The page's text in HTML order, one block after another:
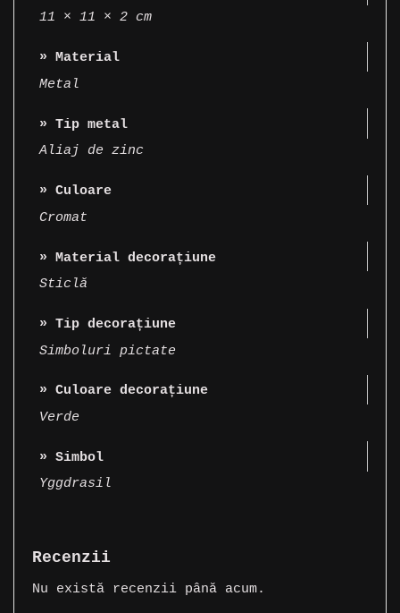
11 × 11 × 2 cm
» Material
Metal
» Tip metal
Aliaj de zinc
» Culoare
Cromat
» Material decorațiune
Sticlă
» Tip decorațiune
Simboluri pictate
» Culoare decorațiune
Verde
» Simbol
Yggdrasil
Recenzii
Nu există recenzii până acum.